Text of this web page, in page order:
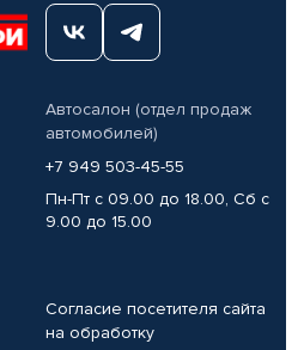
Автосалон (отдел продаж
автомобилей)
+7 949 503-45-55
Пн-Пт с 09.00 до 18.00, Сб с
9.00 до 15.00
Согласие посетителя сайта
на обработку